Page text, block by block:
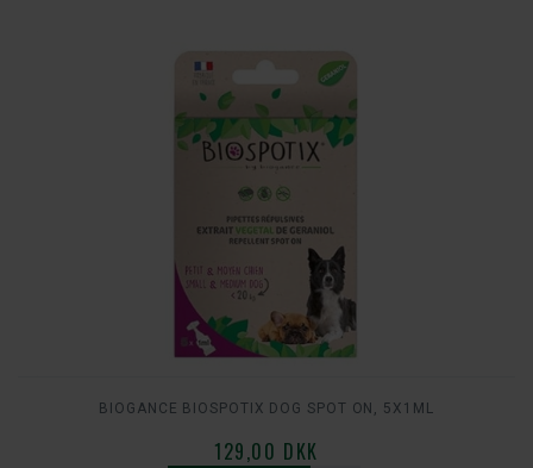
BIOGANCE BIOSPOTIX DOG SPOT ON, 5X1ML
129,00 DKK